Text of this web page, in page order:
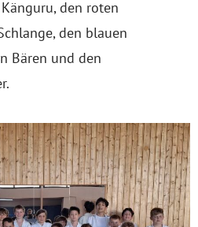
den roten
den blauen
Bären und den